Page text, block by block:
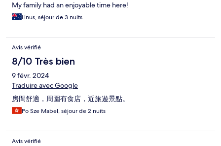
My family had an enjoyable time here!
Linus, séjour de 3 nuits
Avis vérifié
8/10 Très bien
9 févr. 2024
Traduire avec Google
房間舒適，周圍有食店，近旅遊景點。
Po Sze Mabel, séjour de 2 nuits
Avis vérifié